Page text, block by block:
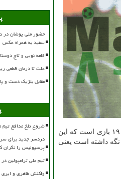
دست آوردند. ختافه آخرین تیمی بود که از اتلتیکو امتیاز گرفت. با این وجود نتوانست باردیگر دروازه تیم سیمئونه را باز کند. ۱۹ بازی است که این
اش را مقابل ختافه بسته نگه داشته است یعنی
حضور ملی پوشان در
سفید به همراه عکس
قلعه نویی و تاج
علت تا درمان قطعی
مقابل بلژیک دست و
شروع تلخ مدافع تیم
دردسر جدید برای
پرسپولیس را نگران
تیم ملی ترامپولین در
واکنش طاهری و